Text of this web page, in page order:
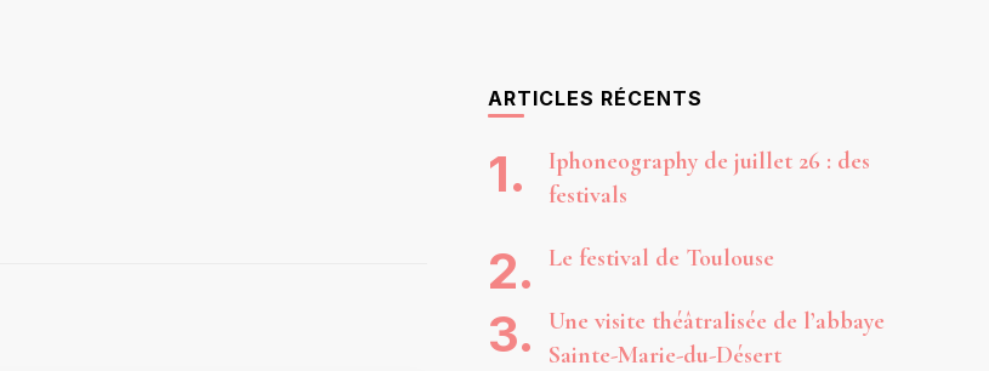
ARTICLES RÉCENTS
Iphoneography de juillet 26 : des
festivals
Le festival de Toulouse
Une visite théâtralisée de l’abbaye
Sainte-Marie-du-Désert